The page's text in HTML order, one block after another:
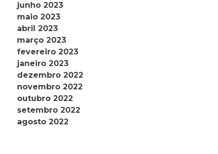
junho 2023
maio 2023
abril 2023
março 2023
fevereiro 2023
janeiro 2023
dezembro 2022
novembro 2022
outubro 2022
setembro 2022
agosto 2022